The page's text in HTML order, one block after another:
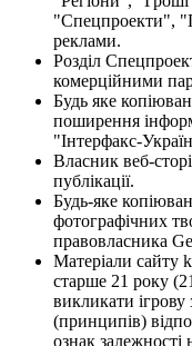
"Спецпроекти",
реклами.
Розділ
комерційними
Будь яке
поширення
"Інтерфакс-
Власник веб-
публікації.
Будь-яке
фотографічних
правовласника
Матеріали сайту
старше 21 року
викликати
(принципів)
ознак залежності